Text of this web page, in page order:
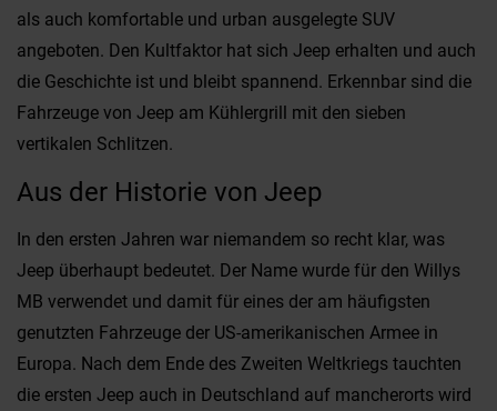
als auch komfortable und urban ausgelegte SUV
angeboten. Den Kultfaktor hat sich Jeep erhalten und auch
die Geschichte ist und bleibt spannend. Erkennbar sind die
Fahrzeuge von Jeep am Kühlergrill mit den sieben
vertikalen Schlitzen.
Aus der Historie von Jeep
In den ersten Jahren war niemandem so recht klar, was
Jeep überhaupt bedeutet. Der Name wurde für den Willys
MB verwendet und damit für eines der am häufigsten
genutzten Fahrzeuge der US-amerikanischen Armee in
Europa. Nach dem Ende des Zweiten Weltkriegs tauchten
die ersten Jeep auch in Deutschland auf mancherorts wird